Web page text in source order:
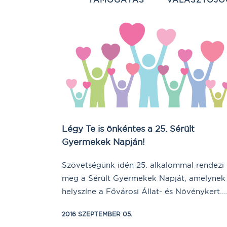
Légy Te is önkéntes a 25. Sérült
Gyermekek Napján!
Szövetségünk idén 25. alkalommal rendezi
meg a Sérült Gyermekek Napját, amelynek
helyszíne a Fővárosi Állat- és
2016 SZEPTEMBER 05.